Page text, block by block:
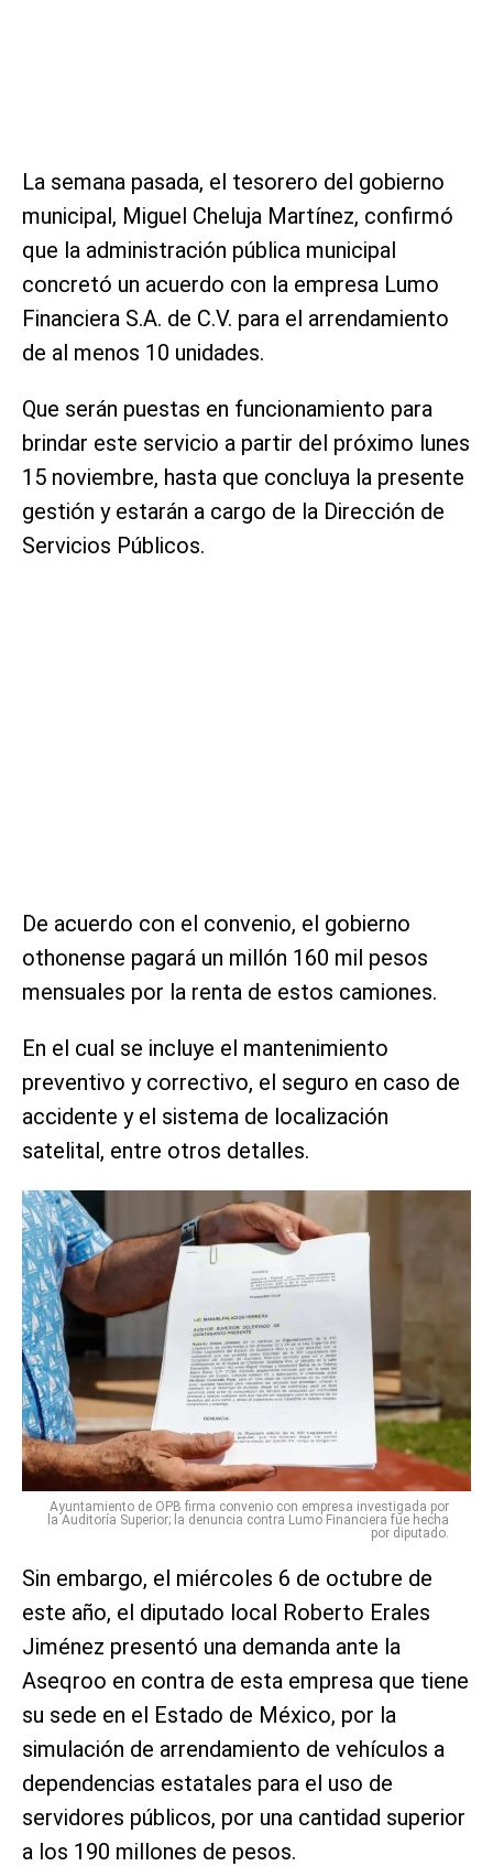
La semana pasada, el tesorero del gobierno
municipal, Miguel Cheluja Martínez, confirmó
que la administración pública municipal
concretó un acuerdo con la empresa Lumo
Financiera S.A. de C.V. para el arrendamiento
de al menos 10 unidades.
Que serán puestas en funcionamiento para
brindar este servicio a partir del próximo lunes
15 noviembre, hasta que concluya la presente
gestión y estarán a cargo de la Dirección de
Servicios Públicos.
De acuerdo con el convenio, el gobierno
othonense pagará un millón 160 mil pesos
mensuales por la renta de estos camiones.
En el cual se incluye el mantenimiento
preventivo y correctivo, el seguro en caso de
accidente y el sistema de localización
satelital, entre otros detalles.
Ayuntamiento de OPB firma convenio con empresa investigada por
la Auditoría Superior; la denuncia contra Lumo Financiera fue hecha
por diputado.
Sin embargo, el miércoles 6 de octubre de
este año, el diputado local Roberto Erales
Jiménez presentó una demanda ante la
Aseqroo en contra de esta empresa que tiene
su sede en el Estado de México, por la
simulación de arrendamiento de vehículos a
dependencias estatales para el uso de
servidores públicos, por una cantidad superior
a los 190 millones de pesos.